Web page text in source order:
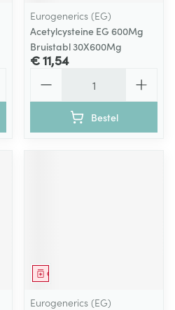
Eurogenerics (EG)
Acetylcysteine EG 600Mg
Bruistabl 30X600Mg
€ 11,54
Bestel
Geneesmiddel
Eurogenerics (EG)